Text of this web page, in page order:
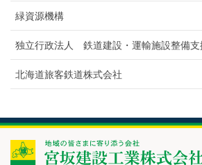
緑資源機構
独立行政法人 鉄道建設・運輸施設整備支
北海道旅客鉄道株式会社